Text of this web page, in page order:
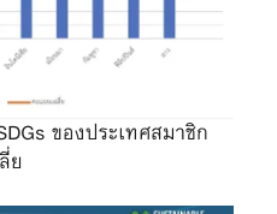
ของประเทศสมาชิก
ย